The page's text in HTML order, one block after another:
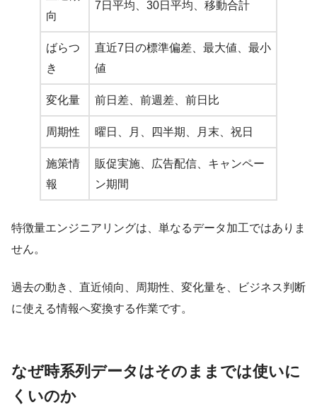
向
7日平均、30日平均、移動合計
ばらつ
き
直近7日の標準偏差、最大値、最小
値
変化量 前日差、前週差、前日比
周期性 曜日、月、四半期、月末、祝日
施策情
報
販促実施、広告配信、キャンペー
ン期間
特徴量エンジニアリングは、単なるデータ加工ではありま
せん。
過去の動き、直近傾向、周期性、変化量を、ビジネス判断
に使える情報へ変換する作業です。
なぜ時系列データはそのままでは使いに
くいのか